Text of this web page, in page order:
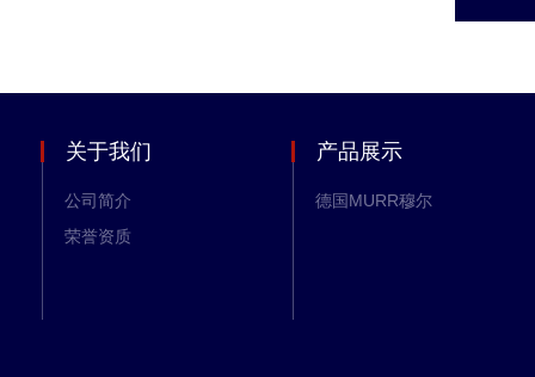
关于我们
公司简介
荣誉资质
产品展示
德国MURR穆尔